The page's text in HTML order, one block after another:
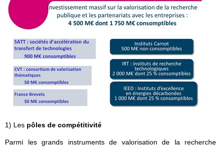
1) Les pôles de compétitivité
Parmi les grands instruments de valorisation de la recherche